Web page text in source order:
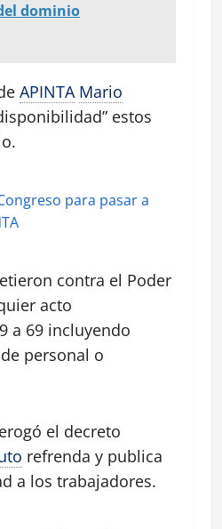
dominio
APINTA Mario
estos
para pasar a
contra el Poder
acto
a 69 incluyendo
personal o
el decreto
refrenda y publica
a los trabajadores.